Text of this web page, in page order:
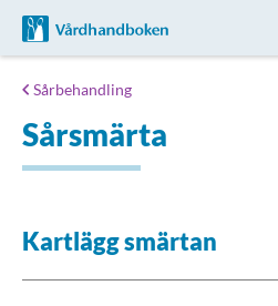
Till startsidan för Vårdhandboken
Sårbehandling
Sårsmärta
Kartlägg smärtan